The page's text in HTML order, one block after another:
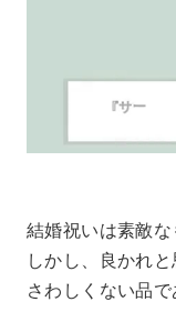
結婚祝いは素敵な
しかし、良かれ
さわしくない品